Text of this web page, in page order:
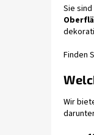
Sie
Finden
Wir